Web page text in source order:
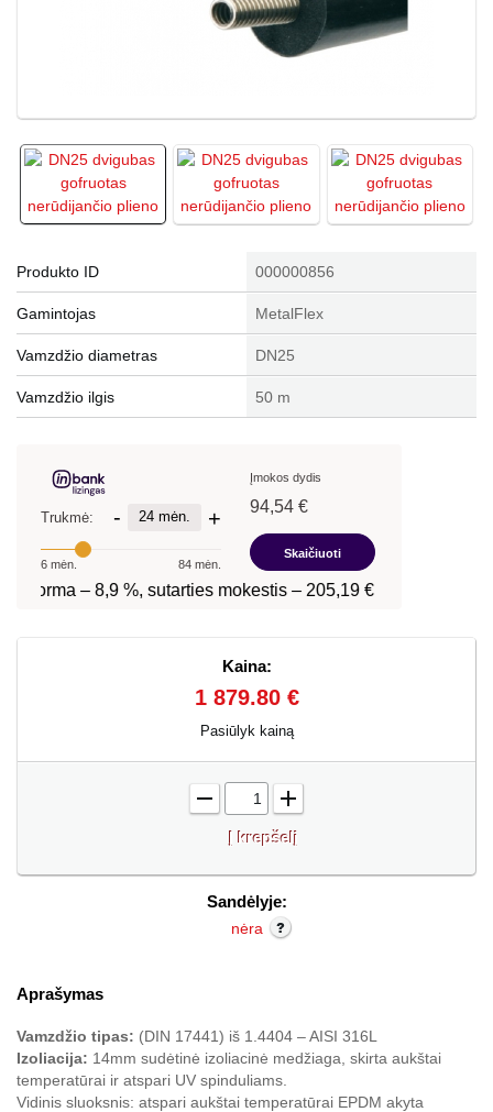
Produkto ID 000000856
Gamintojas MetalFlex
Vamzdžio diametras DN25
Vamzdžio ilgis 50 m
Kaina:
1 879.80 €
Pasiūlyk kainą
Sandėlyje:
nėra
Aprašymas
Vamzdžio tipas: (DIN 17441) iš 1.4404 – AISI 316L
Izoliacija: 14mm sudėtinė izoliacinė medžiaga, skirta aukštai
temperatūrai ir atspari UV spinduliams.
Vidinis sluoksnis: atspari aukštai temperatūrai EPDM akyta